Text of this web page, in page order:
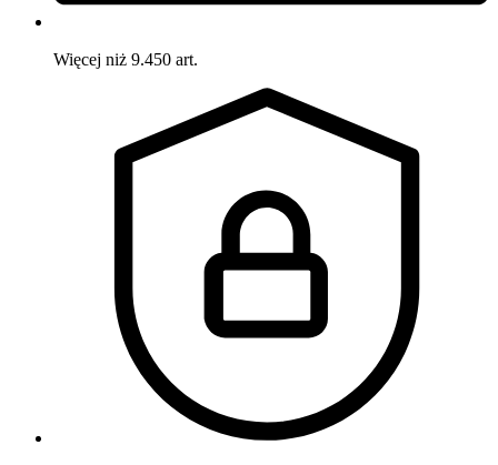
Więcej niż 9.450 art.